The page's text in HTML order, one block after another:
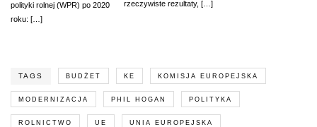
polityki rolnej (WPR) po 2020
roku: […]
rzeczywiste rezultaty, […]
TAGS BUDŻET KE KOMISJA EUROPEJSKA
MODERNIZACJA PHIL HOGAN POLITYKA
ROLNICTWO UE UNIA EUROPEJSKA